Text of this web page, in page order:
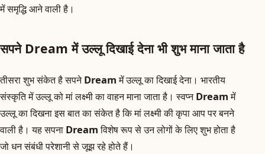
में समृद्धि आने वाली है।
सपने Dream में उल्लू दिखाई देना भी शुभ माना जाता है
तीसरा शुभ संकेत है सपनेDreamमें उल्लू का दिखाई देना। भारतीय
संस्कृति में उल्लू को मां लक्ष्मी का वाहन माना जाता है। स्वप्नDreamमें
उल्लू का दिखना इस बात का संकेत है कि मां लक्ष्मी की कृपा आप पर बनने
वाली है। यह सपना Dreamविशेष रूप से उन लोगों के लिए शुभ होता है
जो धन संबंधी परेशानी से जूझ रहे होते हैं।